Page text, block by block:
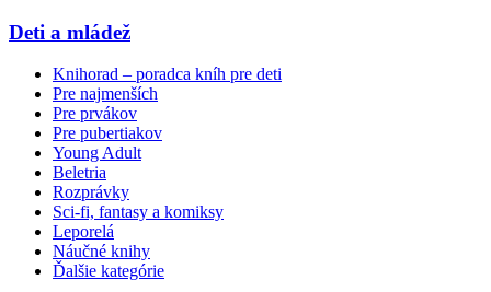
Deti a mládež
Knihorad – poradca kníh pre deti
Pre najmenších
Pre prvákov
Pre pubertiakov
Young Adult
Beletria
Rozprávky
Sci-fi, fantasy a komiksy
Leporelá
Náučné knihy
Ďalšie kategórie